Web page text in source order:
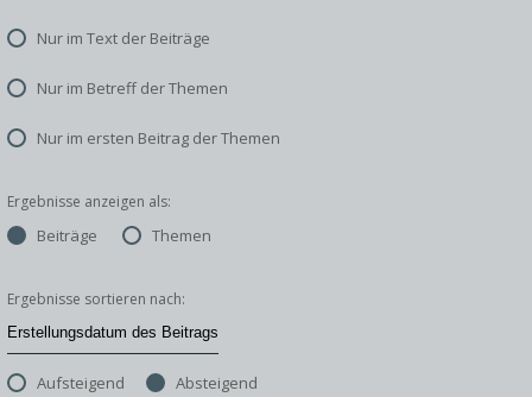
Nur im Text der Beiträge
Nur im Betreff der Themen
Nur im ersten Beitrag der Themen
Ergebnisse anzeigen als:
Beiträge Themen
Ergebnisse sortieren nach:
Aufsteigend Absteigend